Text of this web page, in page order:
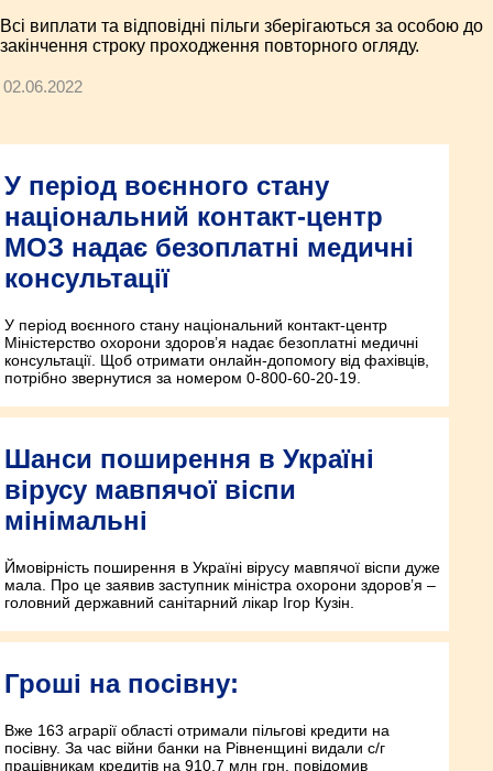
Всі виплати та відповідні пільги зберігаються за особою до
закінчення строку проходження повторного огляду.
02.06.2022
У період воєнного стану
національний контакт-центр
МОЗ надає безоплатні медичні
консультації
У період воєнного стану національний контакт-центр
Міністерство охорони здоров’я надає безоплатні медичні
консультації. Щоб отримати онлайн-допомогу від фахівців,
потрібно звернутися за номером 0-800-60-20-19.
Шанси поширення в Україні
вірусу мавпячої віспи
мінімальні
Ймовірність поширення в Україні вірусу мавпячої віспи дуже
мала. Про це заявив заступник міністра охорони здоров’я –
головний державний санітарний лікар Ігор Кузін.
Гроші на посівну:
Вже 163 аграрії області отримали пільгові кредити на
посівну. За час війни банки на Рівненщині видали с/г
працівникам кредитів на 910,7 млн грн, повідомив